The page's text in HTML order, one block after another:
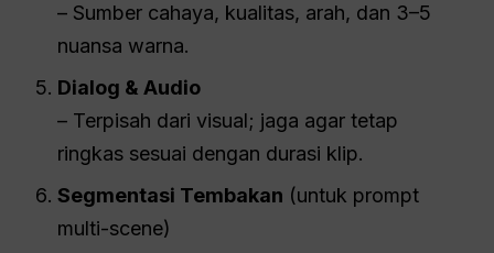
– Sumber cahaya, kualitas, arah, dan 3–5
nuansa warna.
Dialog & Audio
– Terpisah dari visual; jaga agar tetap
ringkas sesuai dengan durasi klip.
Segmentasi Tembakan (untuk prompt
multi-scene)